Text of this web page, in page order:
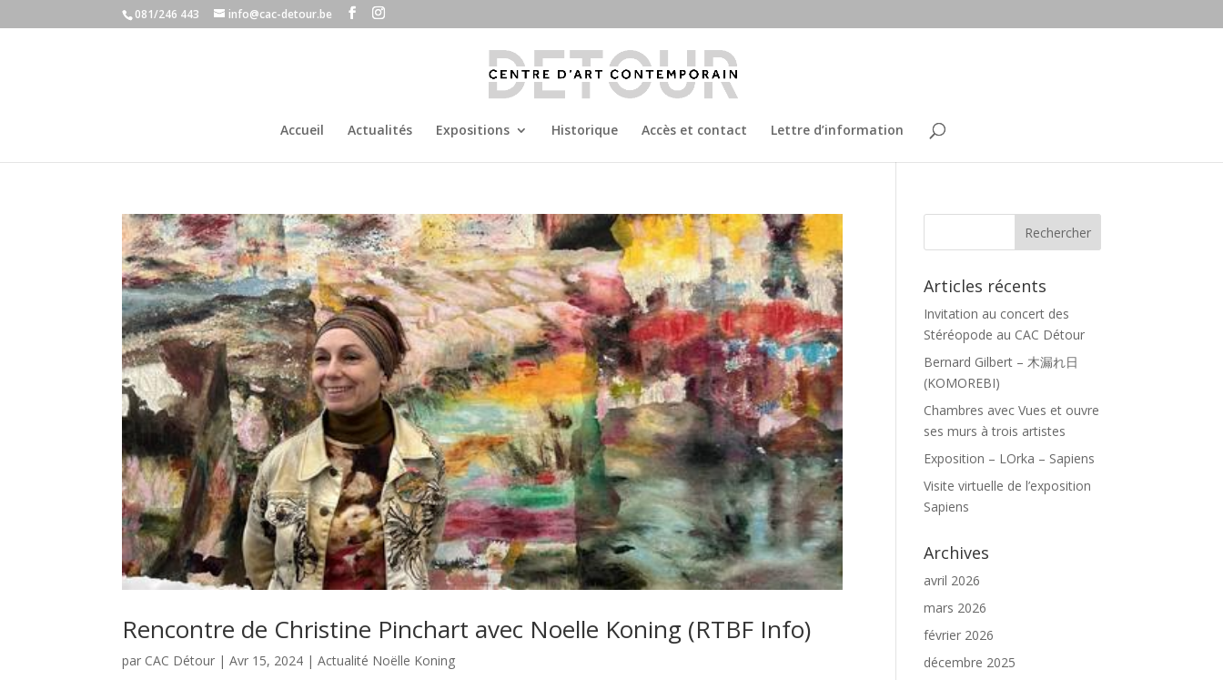
081/246 443 info@cac-detour.be
Accueil Actualités Expositions Historique Accès et contact Lettre d’information
Rencontre de Christine Pinchart avec Noelle Koning (RTBF Info)
par CAC Détour |Avr 15, 2024 |Actualité Noëlle Koning
Articles récents
Invitation au concert des
Stéréopode au CAC Détour
Bernard Gilbert – 木漏れ日
(KOMOREBI)
Chambres avec Vues et ouvre
ses murs à trois artistes
Exposition – LOrka – Sapiens
Visite virtuelle de l’exposition
Sapiens
Archives
avril 2026
mars 2026
février 2026
décembre 2025